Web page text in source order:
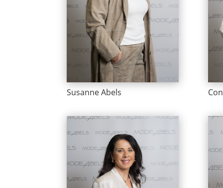
Susanne Abels